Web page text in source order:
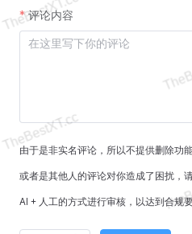
评论内容
由于是非实名评论，所以不提供删除功
或者是其他人的评论对你造成了困扰，
AI + 人工的方式进行审核，以达到合规要